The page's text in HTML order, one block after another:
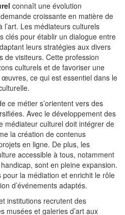
connaît une évolution
croissante en matière de
l’art. Les médiateurs culturels
clés pour établir un dialogue entre
leurs stratégies aux divers
de visiteurs. Cette profession
culturels et de favoriser une
ce qui est essentiel dans le
ce métier s’orientent vers des
Avec le développement des
médiateur culturel doit intégrer de
la création de contenus
en ligne. De plus, les
accessible à tous, notamment
sont en pleine expansion.
la médiation et enrichit le rôle
d’événements adaptés.
institutions recrutent des
musées et galeries d’art aux